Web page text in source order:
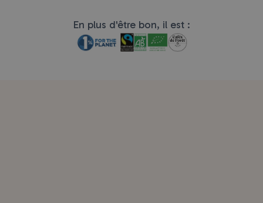
En plus d'être bon, il est :